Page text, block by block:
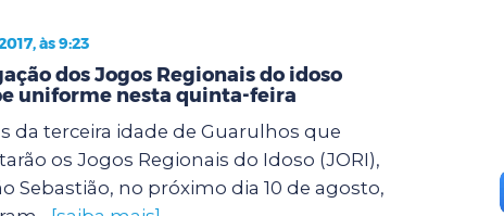
às 9:23
dos Jogos Regionais do idoso
uniforme nesta quinta-feira
da terceira idade de Guarulhos que
os Jogos Regionais do Idoso (JORI),
Sebastião, no próximo dia 10 de agosto,